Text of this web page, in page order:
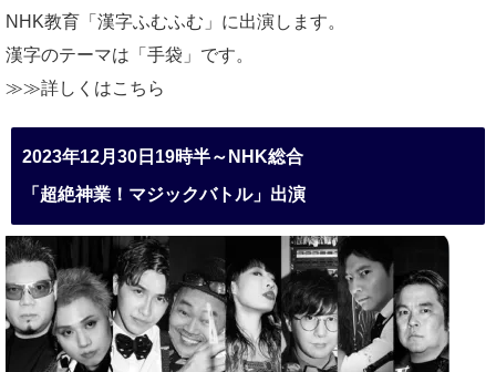
NHK教育「漢字ふむふむ」に出演します。
漢字のテーマは「手袋」です。
≫≫詳しくはこちら
2023年12月30日19時半～NHK総合
「超絶神業！マジックバトル」出演